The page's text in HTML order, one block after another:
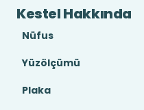
Kestel Hakkında
Nüfus
Yüzölçümü
Plaka